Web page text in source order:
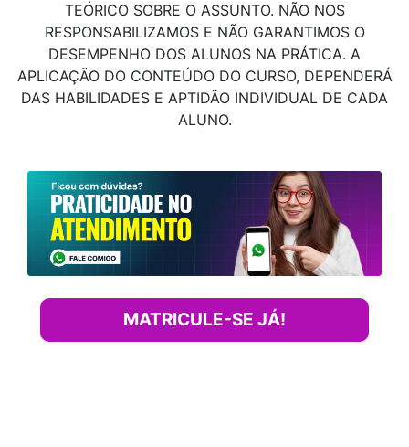
TEÓRICO SOBRE O ASSUNTO. NÃO NOS
RESPONSABILIZAMOS E NÃO GARANTIMOS O
DESEMPENHO DOS ALUNOS NA PRÁTICA. A
APLICAÇÃO DO CONTEÚDO DO CURSO, DEPENDERÁ
DAS HABILIDADES E APTIDÃO INDIVIDUAL DE CADA
ALUNO.
MATRICULE-SE JÁ!